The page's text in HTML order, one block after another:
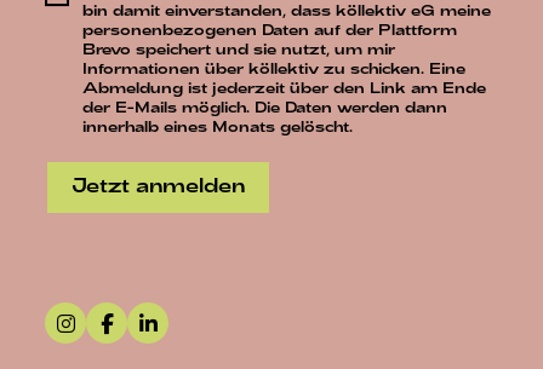
bin damit einverstanden, dass köllektiv eG meine
personenbezogenen Daten auf der Plattform
Brevo speichert und sie nutzt, um mir
Informationen über köllektiv zu schicken. Eine
Abmeldung ist jederzeit über den Link am Ende
der E-Mails möglich. Die Daten werden dann
innerhalb eines Monats gelöscht.
Jetzt anmelden